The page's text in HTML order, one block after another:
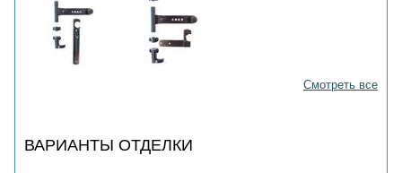
Смотреть все
ВАРИАНТЫ ОТДЕЛКИ